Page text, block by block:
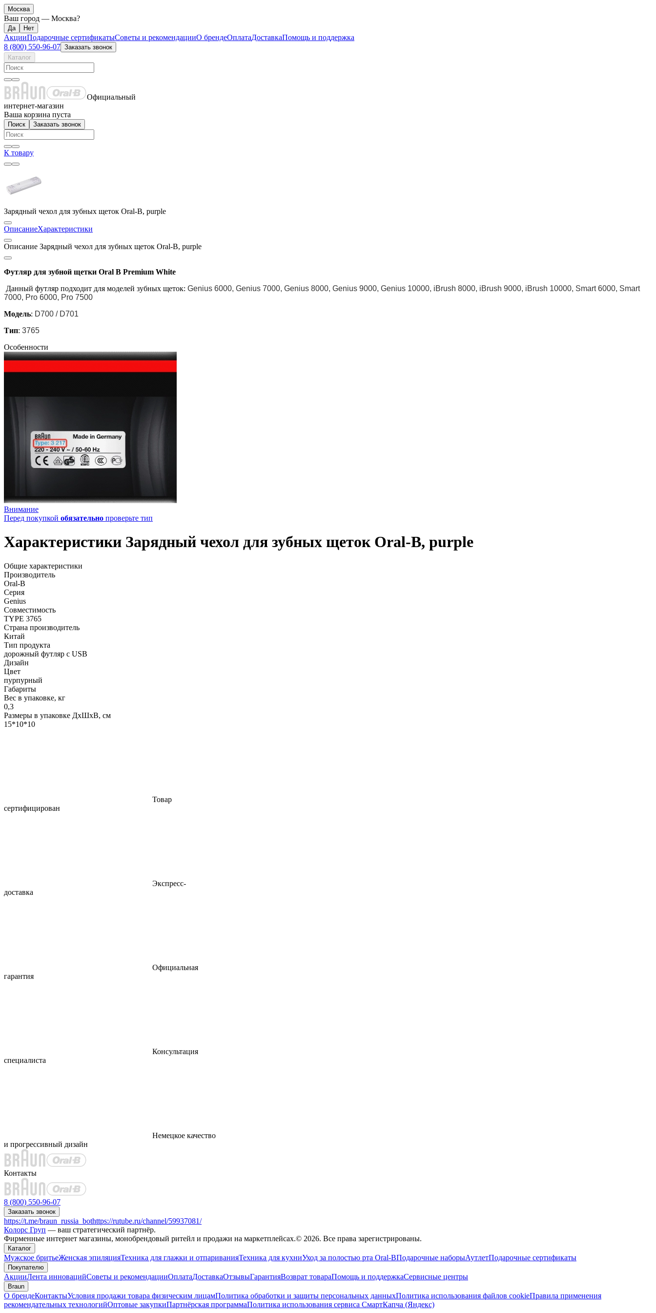
Москва
Ваш город — Москва?
АкцииПодарочные сертификатыСоветы и рекомендацииО брендеОплатаДоставкаПомощь и поддержка
8 (800) 550-96-07 Заказать звонок
Каталог
Официальный
интернет-магазин
Ваша корзина пуста
Поиск Заказать звонок
К товару
Зарядный чехол для зубных щеток Oral-B, purple
ОписаниеХарактеристики
Описание Зарядный чехол для зубных щеток Oral-B, purple
Футляр для зубной щетки Oral B Premium White
Данный футляр подходит для моделей зубных щеток: Genius 6000, Genius 7000, Genius 8000, Genius 9000, Genius 10000, iBrush 8000, iBrush 9000, iBrush 10000, Smart 6000, Smart
7000, Pro 6000, Pro 7500
Модель: D700 / D701
Тип: 3765
Особенности
Внимание
Перед покупкой обязательно проверьте тип
Характеристики Зарядный чехол для зубных щеток Oral-B, purple
Общие характеристики
Производитель
Oral-B
Серия
Genius
Совместимость
TYPE 3765
Страна производитель
Китай
Тип продукта
дорожный футляр с USB
Дизайн
Цвет
пурпурный
Габариты
Вес в упаковке, кг
0,3
Размеры в упаковке ДxШxВ, см
15*10*10
Товар
сертифицирован
Экспресс-
доставка
Официальная
гарантия
Консультация
специалиста
Немецкое качество
и прогрессивный дизайн
Контакты
8 (800) 550-96-07
Заказать звонок
https://t.me/braun_russia_bothttps://rutube.ru/channel/59937081/
Колорс Груп — ваш стратегический партнёр.
Фирменные интернет магазины, монобрендовый ритейл и продажи на маркетплейсах.© 2026. Все права зарегистрированы.
Каталог
Мужское бритьеЖенская эпиляцияТехника для глажки и отпариванияТехника для кухниУход за полостью рта Oral-BПодарочные наборыАутлетПодарочные сертификаты
Покупателю
АкцииЛента инновацийСоветы и рекомендацииОплатаДоставкаОтзывыГарантияВозврат товараПомощь и поддержкаСервисные центры
Braun
О брендеКонтактыУсловия продажи товара физическим лицамПолитика обработки и защиты персональных данныхПолитика использования файлов cookieПравила применения
рекомендательных технологийОптовые закупкиПартнёрская программаПолитика использования сервиса СмартКапча (Яндекс)